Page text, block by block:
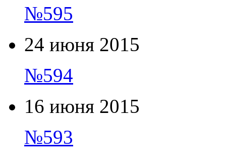
№595
24 июня 2015
№594
16 июня 2015
№593